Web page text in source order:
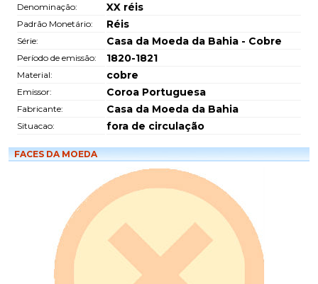
Denominação: XX réis
Padrão Monetário: Réis
Série: Casa da Moeda da Bahia - Cobre
Período de emissão: 1820-1821
Material: cobre
Emissor: Coroa Portuguesa
Fabricante: Casa da Moeda da Bahia
Situacao: fora de circulação
FACES DA MOEDA